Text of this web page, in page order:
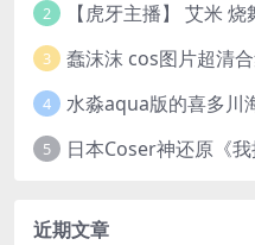
2
3 蠢沫沫 cos图片超清
4 水淼aqua版的喜多川
5 日本Coser神还原《
近期文章